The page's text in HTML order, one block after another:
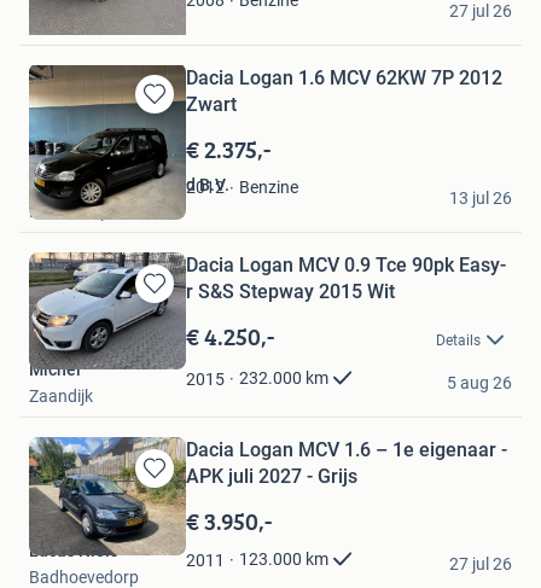
Leeuwarden
27 jul 26
Bewaren
in
Mijn
Favorieten
Dacia Logan 1.6 MCV 62KW 7P 2012
Zwart
€ 2.375,-
2012 Benzine
Automotive De Waard B.V.
Leiderdorp
13 jul 26
Bewaren
in
Mijn
Favorieten
Dacia Logan MCV 0.9 Tce 90pk Easy-
r S&S Stepway 2015 Wit
€ 4.250,- Details
2015 232.000 km
Michel
Zaandijk
5 aug 26
Bewaren
in
Mijn
Favorieten
Dacia Logan MCV 1.6 – 1e eigenaar -
APK juli 2027 - Grijs
€ 3.950,-
2011 123.000 km
Lucas Niels
Badhoevedorp
27 jul 26